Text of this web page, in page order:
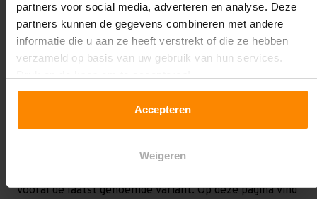
partners voor social media, adverteren en analyse. Deze
partners kunnen de gegevens combineren met andere
informatie die u aan ze heeft verstrekt of die ze hebben
verzameld op basis van uw gebruik van hun services.
Accepteren
Weigeren
WELKE SOORTEN
AANRIJDBEVEILIGING ZIJN ER
ALLEMAAL?
Er zijn echt ontzettend veel soorten aanrijdbeveiliging.
meer standaard varianten die geschikt zijn voor de wat
vooral de laatst genoemde variant. Op deze pagina vind